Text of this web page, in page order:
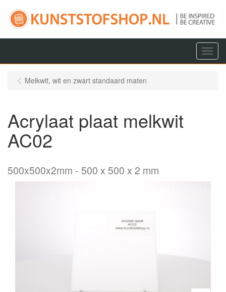
Menu
Melkwit, wit en zwart standaard maten
Acrylaat plaat melkwit
AC02
500x500x2mm 500 x 500 x 2 mm